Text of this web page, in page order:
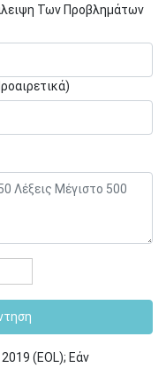
Των Προβλημάτων
(EOL); Εάν